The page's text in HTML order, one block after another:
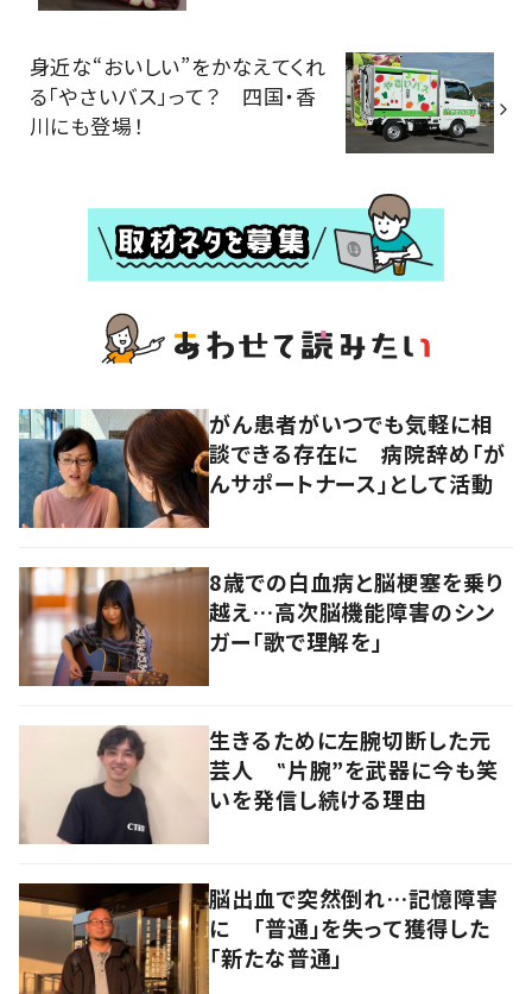
身近な“おいしい”をかなえてくれ
る「やさいバス」って？ 四国・香
川にも登場！
がん患者がいつでも気軽に相
談できる存在に 病院辞め「が
んサポートナース」として活動
8歳での白血病と脳梗塞を乗り
越え…高次脳機能障害のシン
ガー「歌で理解を」
生きるために左腕切断した元
芸人 ‟片腕”を武器に今も笑
いを発信し続ける理由
脳出血で突然倒れ…記憶障害
に 「普通」を失って獲得した
「新たな普通」